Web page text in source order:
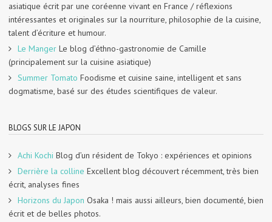
asiatique écrit par une coréenne vivant en France / réflexions
intéressantes et originales sur la nourriture, philosophie de la cuisine,
talent d’écriture et humour.
Le Manger Le blog d’éthno-gastronomie de Camille
(principalement sur la cuisine asiatique)
Summer Tomato Foodisme et cuisine saine, intelligent et sans
dogmatisme, basé sur des études scientifiques de valeur.
BLOGS SUR LE JAPON
Achi Kochi Blog d’un résident de Tokyo : expériences et opinions
Derrière la colline Excellent blog découvert récemment, très bien
écrit, analyses fines
Horizons du Japon Osaka ! mais aussi ailleurs, bien documenté, bien
écrit et de belles photos.